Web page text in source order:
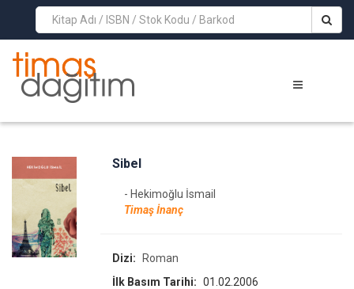
>
Sibel
- Hekimoğlu İsmail
Timaş İnanç
Dizi:
Roman
İlk Basım Tarihi: 01.02.2006